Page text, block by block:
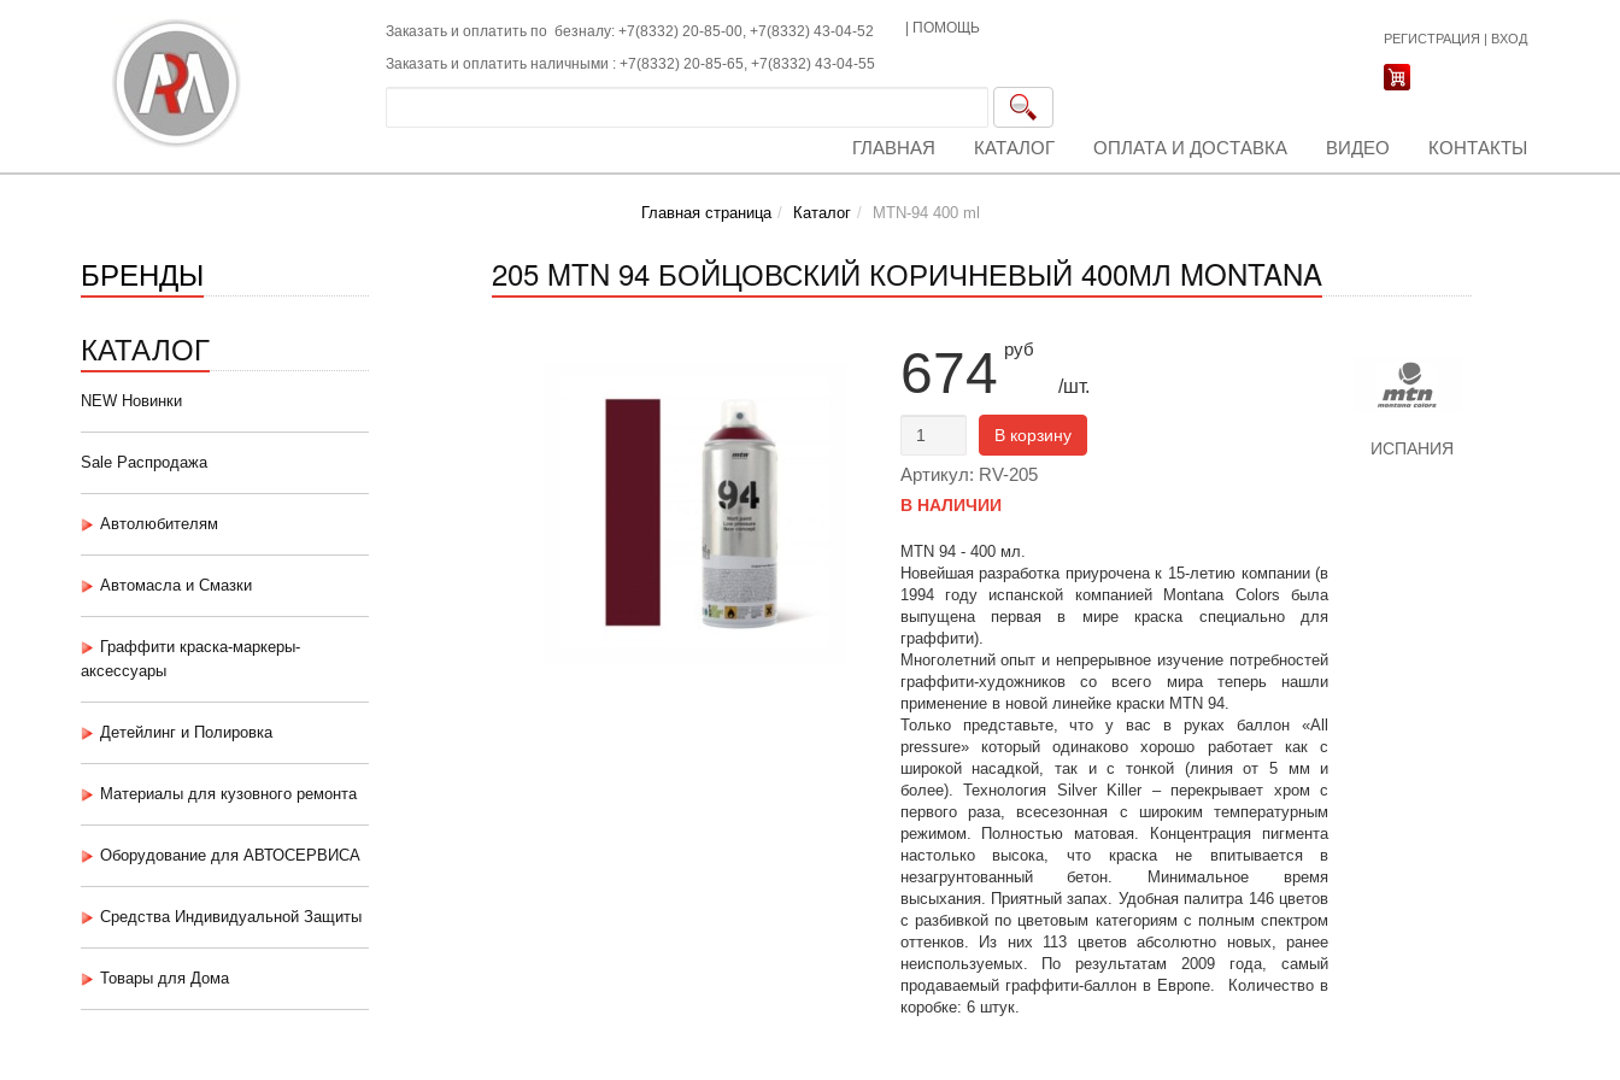
Заказать и оплатить по безналу: +7(8332) 20-85-00, +7(8332) 43-04-52
Заказать и оплатить наличными : +7(8332) 20-85-65, +7(8332) 43-04-55
ПОМОЩЬ
РЕГИСТРАЦИЯ | ВХОД
ГЛАВНАЯ КАТАЛОГ ОПЛАТА И ДОСТАВКА ВИДЕО КОНТАКТЫ
Главная страница Каталог MTN-94 400 ml
БРЕНДЫ
КАТАЛОГ
NEW Новинки
Sale Распродажа
Автолюбителям
Автомасла и Смазки
Граффити краска-маркеры-
аксессуары
Детейлинг и Полировка
Материалы для кузовного ремонта
Оборудование для АВТОСЕРВИСА
Средства Индивидуальной Защиты
Товары для Дома
205 MTN 94 БОЙЦОВСКИЙ КОРИЧНЕВЫЙ 400МЛ MONTANA
674 руб
/шт.
В корзину
Артикул: RV-205
В НАЛИЧИИ
MTN 94 - 400 мл.
Новейшая разработка приурочена к 15-летию компании (в
1994 году испанской компанией Montana Colors была
выпущена первая в мире краска специально для
граффити).
Многолетний опыт и непрерывное изучение потребностей
граффити-художников со всего мира теперь нашли
применение в новой линейке краски MTN 94.
Только представьте, что у вас в руках баллон «All
pressure» который одинаково хорошо работает как с
широкой насадкой, так и с тонкой (линия от 5 мм и
более). Технология Silver Killer – перекрывает хром с
первого раза, всесезонная с широким температурным
режимом. Полностью матовая. Концентрация пигмента
настолько высока, что краска не впитывается в
незагрунтованный бетон. Минимальное время
высыхания. Приятный запах. Удобная палитра 146 цветов
с разбивкой по цветовым категориям с полным спектром
оттенков. Из них 113 цветов абсолютно новых, ранее
неиспользуемых. По результатам 2009 года, самый
продаваемый граффити-баллон в Европе. Количество в
коробке: 6 штук.
ИСПАНИЯ